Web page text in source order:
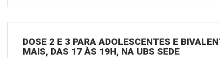
DOSE 2 E 3 PARA ADOLESCENTES E
MAIS, DAS 17 ÀS 19H, NA UBS SEDE